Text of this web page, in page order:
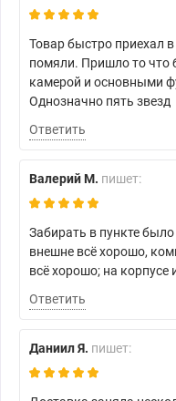
Товар быстро приехал
помяли. Пришло то что
камерой и основными
Однозначно пять звезд
Ответить
Валерий М. пишет:
Забирать в пункте
внешне всё хорошо,
всё хорошо; на корпусе
Ответить
Даниил Я. пишет: